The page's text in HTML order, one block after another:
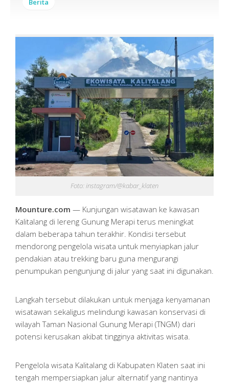
Berita
Foto: instagram/@kabar_klaten
Mounture.com — Kunjungan wisatawan ke kawasan
Kalitalang di lereng Gunung Merapi terus meningkat
dalam beberapa tahun terakhir. Kondisi tersebut
mendorong pengelola wisata untuk menyiapkan jalur
pendakian atau trekking baru guna mengurangi
penumpukan pengunjung di jalur yang saat ini digunakan.
Langkah tersebut dilakukan untuk menjaga kenyamanan
wisatawan sekaligus melindungi kawasan konservasi di
wilayah Taman Nasional Gunung Merapi (TNGM) dari
potensi kerusakan akibat tingginya aktivitas wisata.
Pengelola wisata Kalitalang di Kabupaten Klaten saat ini
tengah mempersiapkan jalur alternatif yang nantinya